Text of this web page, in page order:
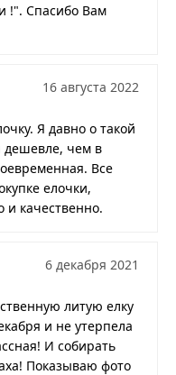
!". Спасибо Вам
16 августа 2022
Я давно о такой
дешевле, чем в
Все
елочки,
качественно.
6 декабря 2021
литую елку
и не утерпела
И собирать
Показываю фото